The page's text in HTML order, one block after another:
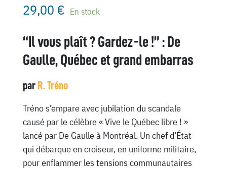
29,00 € En stock
“Il vous plaît ? Gardez-le !” : De
Gaulle, Québec et grand embarras
parR. Tréno
Tréno s’empare avec jubilation du scandale
causé par le célèbre « Vive le Québec libre ! »
lancé par De Gaulle à Montréal. Un chef d’État
qui débarque en croiseur, en uniforme militaire,
pour enflammer les tensions communautaires